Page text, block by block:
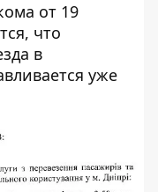
от 19
что
в
уже